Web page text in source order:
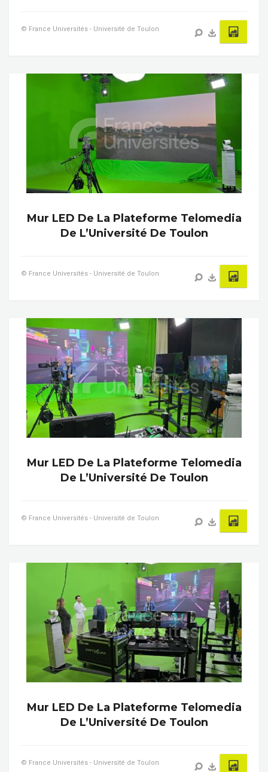
© France Universités - Université de Toulon
Mur LED De La Plateforme Telomedia
De L’Université De Toulon
© France Universités - Université de Toulon
Mur LED De La Plateforme Telomedia
De L’Université De Toulon
© France Universités - Université de Toulon
Mur LED De La Plateforme Telomedia
De L’Université De Toulon
© France Universités - Université de Toulon